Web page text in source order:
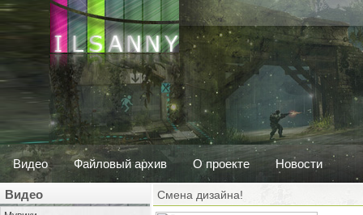
Видео Файловый архив О проекте Новости
Видео Смена дизайна!